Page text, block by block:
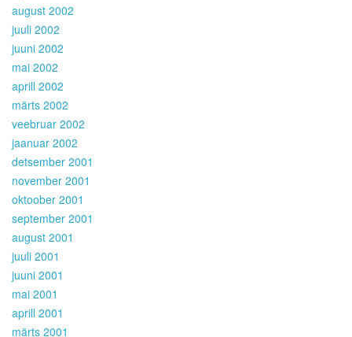
august 2002
juuli 2002
juuni 2002
mai 2002
aprill 2002
märts 2002
veebruar 2002
jaanuar 2002
detsember 2001
november 2001
oktoober 2001
september 2001
august 2001
juuli 2001
juuni 2001
mai 2001
aprill 2001
märts 2001